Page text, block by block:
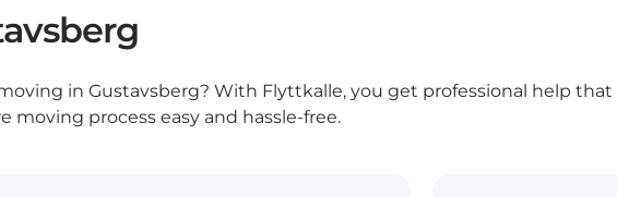
in Gustavsberg? With Flyttkalle, you get professional help that
moving process easy and hassle-free.